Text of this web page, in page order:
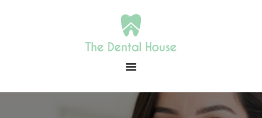
ABOUT US
OUR SERVICES